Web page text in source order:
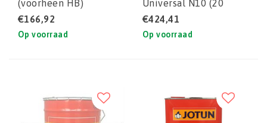
(voorheen HB)
€166,92
Op voorraad
Universal N10 (20
liter) set
€424,41
Op voorraad